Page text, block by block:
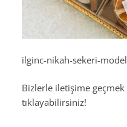
ilginc-nikah-sekeri-
Bizlerle iletişime geçmek
tıklayabilirsiniz!